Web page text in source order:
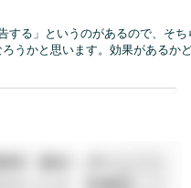
する」というのがあるので、そち
うかと思います。効果があるか